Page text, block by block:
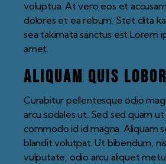
voluptua. At vero eos et
dolores et ea rebum. Stet clita
sea takimata sanctus est Lorem
amet.
Aliquam quis
Curabitur pellentesque odio
arcu sodales ut. Sed sed quam
commodo id id magna. Aliquam
blandit volutpat. Ut bibendum,
vulputate, odio arcu aliquet